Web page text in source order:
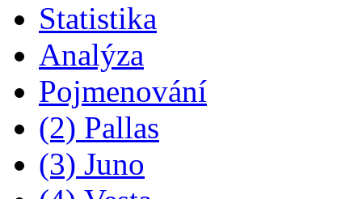
Statistika
Analýza
Pojmenování
(2) Pallas
(3) Juno